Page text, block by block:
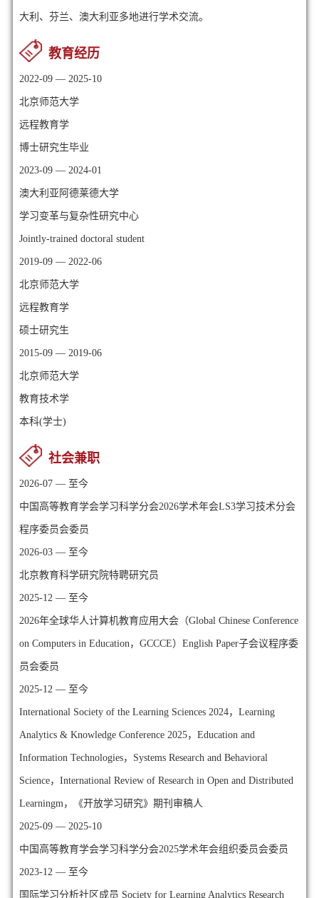
大利、芬兰、澳大利亚多地进行学术交流。
教育经历
2022-09 — 2025-10
北京师范大学
远程教育学
博士研究生毕业
2023-09 — 2024-01
澳大利亚阿德莱德大学
学习变革与复杂性研究中心
Jointly-trained doctoral student
2019-09 — 2022-06
北京师范大学
远程教育学
硕士研究生
2015-09 — 2019-06
北京师范大学
教育技术学
本科(学士)
社会兼职
2026-07 — 至今
中国高等教育学会学习科学分会2026学术年会LS3学习技术分会
程序委员会委员
2026-03 — 至今
北京教育科学研究院特聘研究员
2025-12 — 至今
2026年全球华人计算机教育应用大会（Global Chinese Conference
on Computers in Education，GCCCE）English Paper子会议程序委
员会委员
2025-12 — 至今
International Society of the Learning Sciences 2024，Learning
Analytics & Knowledge Conference 2025，Education and
Information Technologies，Systems Research and Behavioral
Science，International Review of Research in Open and Distributed
Learningm，《开放学习研究》期刊审稿人
2025-09 — 2025-10
中国高等教育学会学习科学分会2025学术年会组织委员会委员
2023-12 — 至今
国际学习分析社区成员 Society for Learning Analytics Research